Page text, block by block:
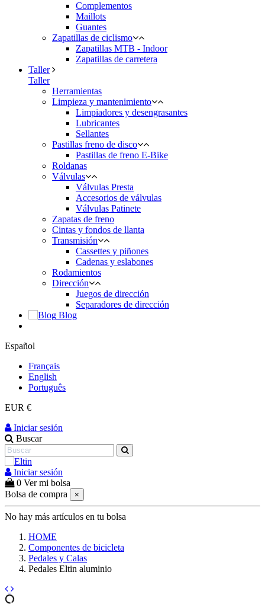
Complementos
Maillots
Guantes
Zapatillas de ciclismo
Zapatillas MTB - Indoor
Zapatillas de carretera
Taller
Taller
Herramientas
Limpieza y mantenimiento
Limpiadores y desengrasantes
Lubricantes
Sellantes
Pastillas freno de disco
Pastillas de freno E-Bike
Roldanas
Válvulas
Válvulas Presta
Accesorios de válvulas
Válvulas Patinete
Zapatas de freno
Cintas y fondos de llanta
Transmisión
Cassettes y piñones
Cadenas y eslabones
Rodamientos
Dirección
Juegos de dirección
Separadores de dirección
Blog
Español
Français
English
Português
EUR €
Iniciar sesión
Buscar
Iniciar sesión
0 Ver mi bolsa
Bolsa de compra
×
No hay más artículos en tu bolsa
HOME
Componentes de bicicleta
Pedales y Calas
Pedales Eltin aluminio